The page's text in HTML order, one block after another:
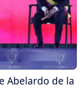
Abelardo de la